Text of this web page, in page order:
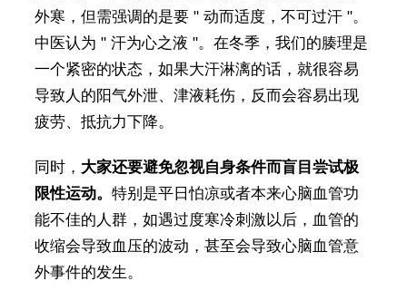
外寒，但需强调的是要 " 动而适度，不可过汗 "。
中医认为 " 汗为心之液 "。在冬季，我们的腠理是
一个紧密的状态，如果大汗淋漓的话，就很容易
导致人的阳气外泄、津液耗伤，反而会容易出现
疲劳、抵抗力下降。
同时， 大家还要避免忽视自身条件而盲目尝试极
限性运动。 特别是平日怕凉或者本来心脑血管功
能不佳的人群，如遇过度寒冷刺激以后，血管的
收缩会导致血压的波动，甚至会导致心脑血管意
外事件的发生。